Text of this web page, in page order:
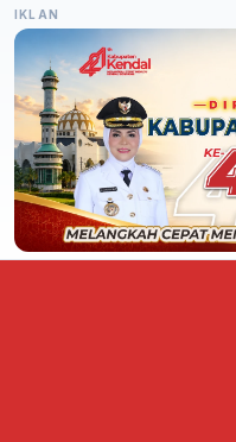
IKLAN